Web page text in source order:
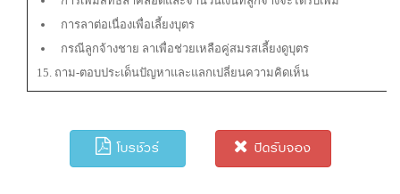
การลาต่อเนื่องเพื่อเลี้ยงบุตร
กรณีลูกจ้างชาย ลาเพื่อช่วยเหลือคู่สมรสเลี้ยงดูบุตร
15. ถาม-ตอบประเด็นปัญหาและแลกเปลี่ยนความคิดเห็น
โบรชัวร์ ปิดรับจอง